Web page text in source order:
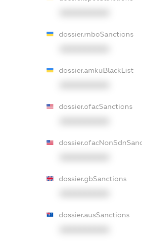
dossier.rnboSanctions
dossier.amkuBlackList
dossier.ofacSanctions
dossier.gbSanctions
dossier.ausSanctions